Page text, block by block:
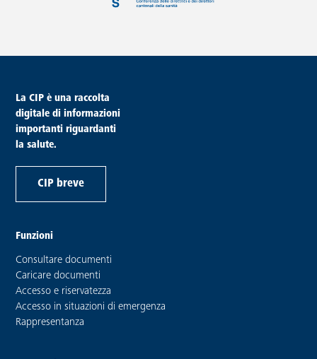
piè di pagina
La CIP è una raccolta
digitale di informazioni
importanti riguardanti
la salute.
CIP breve
Funzioni
Consultare documenti
Caricare documenti
Accesso e riservatezza
Accesso in situazioni di emergenza
Rappresentanza